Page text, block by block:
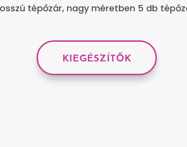
tépőzár, nagy méretben 5 db
KIEGÉSZÍTŐK